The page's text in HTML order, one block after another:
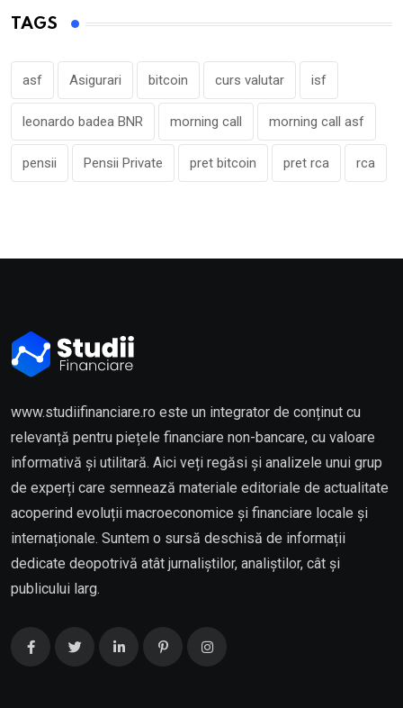
TAGS
asf Asigurari bitcoin curs valutar isf
leonardo badea BNR morning call morning call asf
pensii Pensii Private pret bitcoin pret rca rca
www.studiifinanciare.ro este un integrator de conținut cu
relevanță pentru piețele financiare non-bancare, cu valoare
informativă și utilitară. Aici veți regăsi și analizele unui grup
de experți care semnează materiale editoriale de actualitate
acoperind evoluții macroeconomice și financiare locale și
internaționale. Suntem o sursă deschisă de informații
dedicate deopotrivă atât jurnaliștilor, analiștilor, cât și
publicului larg.